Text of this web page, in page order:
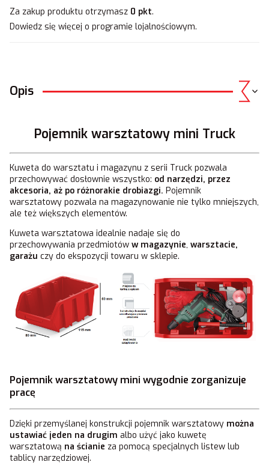
Za zakup produktu otrzymasz 0 pkt.
Dowiedz się więcej o programie lojalnościowym.
Opis
Pojemnik warsztatowy mini Truck
Kuweta do warsztatu i magazynu z serii Truck pozwala
przechowywać dosłownie wszystko: od narzędzi, przez
akcesoria, aż po różnorakie drobiazgi. Pojemnik
warsztatowy pozwala na magazynowanie nie tylko mniejszych,
ale też większych elementów.
Kuweta warsztatowa idealnie nadaje się do
przechowywania przedmiotów w magazynie, warsztacie,
garażu czy do ekspozycji towaru w sklepie.
Pojemnik warsztatowy mini wygodnie zorganizuje
pracę
Dzięki przemyślanej konstrukcji pojemnik warsztatowy można
ustawiać jeden na drugim albo użyć jako kuwetę
warsztatową na ścianie za pomocą specjalnych listew lub
tablicy narzędziowej.